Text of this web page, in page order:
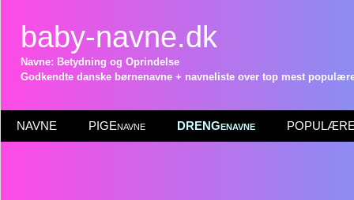
baby-navne.dk
Navne: Betydning og Oprindelse
Godkendte danske børnenavne + navneliste over top mest
NAVNE PIGEnavne DRENGenavne POPULÆRE